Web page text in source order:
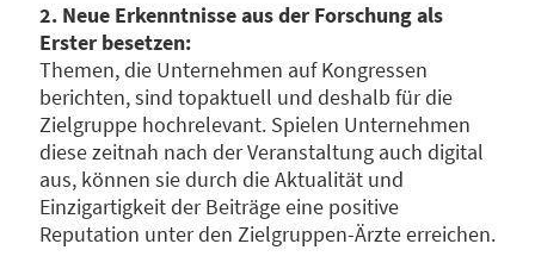
2. Neue Erkenntnisse aus der Forschung als
Erster besetzen:
Themen, die Unternehmen auf Kongressen
berichten, sind topaktuell und deshalb für die
Zielgruppe hochrelevant. Spielen Unternehmen
diese zeitnah nach der Veranstaltung auch digital
aus, können sie durch die Aktualität und
Einzigartigkeit der Beiträge eine positive
Reputation unter den Zielgruppen-Ärzte erreichen.